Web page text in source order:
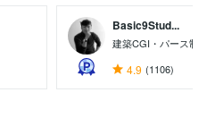
Basic9Stud...
建築CGI・パース制
4.9 (1106)